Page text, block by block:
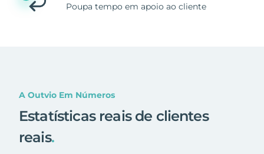
Poupa tempo em apoio ao cliente
A Outvio Em Números
Estatísticas reais de clientes
reais.